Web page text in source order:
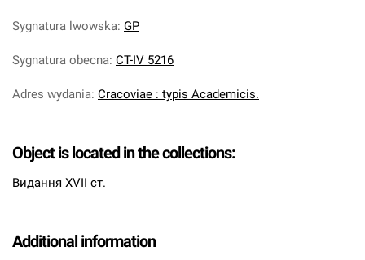
Sygnatura lwowska: GP
Sygnatura obecna: CT-IV 5216
Adres wydania: Cracoviae : typis Academicis.
Object is located in the collections:
Видання XVII ст.
Additional information